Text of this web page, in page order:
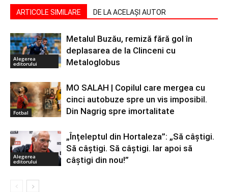
ARTICOLE SIMILARE DE LA ACELAȘI AUTOR
Alegerea
editorului
Metalul Buzău, remiză fără gol în
deplasarea de la Clinceni cu
Metaloglobus
Fotbal
MO SALAH | Copilul care mergea cu
cinci autobuze spre un vis imposibil.
Din Nagrig spre imortalitate
Alegerea
editorului
„Înțeleptul din Hortaleza”: „Să câștigi.
Să câștigi. Să câștigi. Iar apoi să
câștigi din nou!”